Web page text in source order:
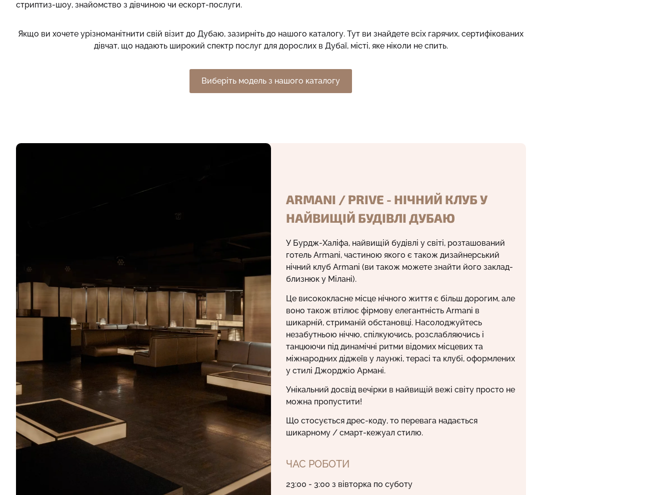
стриптиз-шоу, знайомство з дівчиною чи ескорт-послуги.
Якщо ви хочете урізноманітнити свій візит до Дубаю, зазирніть до нашого каталогу. Тут ви знайдете всіх гарячих, сертифікованих
дівчат, що надають широкий спектр послуг для дорослих в Дубаї, місті, яке ніколи не спить.
Виберіть модель з нашого каталогу
ARMANI / PRIVE - НІЧНИЙ КЛУБ У
НАЙВИЩІЙ БУДІВЛІ ДУБАЮ
У Бурдж-Халіфа, найвищій будівлі у світі, розташований
готель Armani, частиною якого є також дизайнерський
нічний клуб Armani (ви також можете знайти його заклад-
близнюк у Мілані).
Це висококласне місце нічного життя є більш дорогим, але
воно також втілює фірмову елегантність Armani в
шикарній, стриманій обстановці. Насолоджуйтесь
незабутньою ніччю, спілкуючись, розслабляючись і
танцюючи під динамічні ритми відомих місцевих та
міжнародних діджеїв у лаунжі, терасі та клубі, оформлених
у стилі Джорджіо Армані.
Унікальний досвід вечірки в найвищій вежі світу просто не
можна пропустити!
Що стосується дрес-коду, то перевага надається
шикарному / смарт-кежуал стилю.
ЧАС РОБОТИ
23:00 - 3:00 з вівторка по суботу